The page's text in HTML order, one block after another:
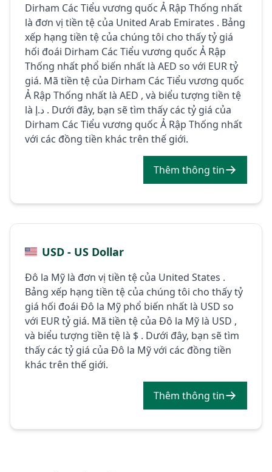
Dirham Các Tiểu vương quốc Ả Rập Thống nhất
là đơn vị tiền tệ của United Arab Emirates . Bảng
xếp hạng tiền tệ của chúng tôi cho thấy tỷ giá
hối đoái Dirham Các Tiểu vương quốc Ả Rập
Thống nhất phổ biến nhất là AED so với EUR tỷ
giá. Mã tiền tệ của Dirham Các Tiểu vương quốc
Ả Rập Thống nhất là AED , và biểu tượng tiền tệ
là د.إ . Dưới đây, bạn sẽ tìm thấy các tỷ giá của
Dirham Các Tiểu vương quốc Ả Rập Thống nhất
với các đồng tiền khác trên thế giới.
Thêm thông tin
USD - US Dollar
Đô la Mỹ là đơn vị tiền tệ của United States .
Bảng xếp hạng tiền tệ của chúng tôi cho thấy tỷ
giá hối đoái Đô la Mỹ phổ biến nhất là USD so
với EUR tỷ giá. Mã tiền tệ của Đô la Mỹ là USD ,
và biểu tượng tiền tệ là $ . Dưới đây, bạn sẽ tìm
thấy các tỷ giá của Đô la Mỹ với các đồng tiền
khác trên thế giới.
Thêm thông tin